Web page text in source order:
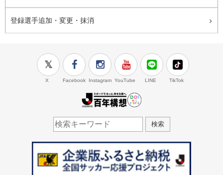
登録選手追加・変更・抹消
X Facebook Instagram YouTube LINE TikTok
検索